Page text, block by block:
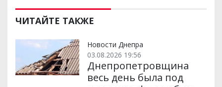
ЧИТАЙТЕ ТАКЖЕ
Новости Днепра
03.08.2026 19:56
Днепропетровщина
весь день была под